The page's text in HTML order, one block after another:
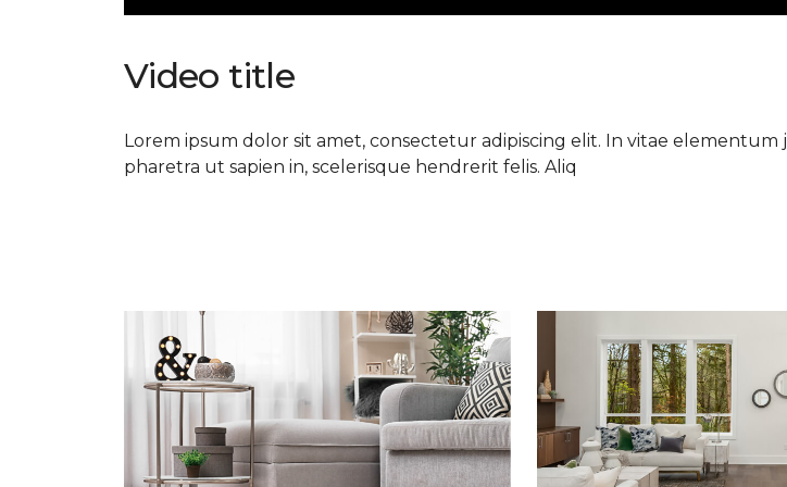
Video title
Lorem ipsum dolor sit amet, consectetur adipiscing elit. In vitae
pharetra ut sapien in, scelerisque hendrerit felis. Aliq